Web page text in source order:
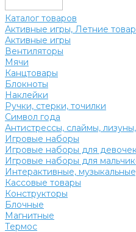
Каталог товаров
Активные игры, Летние
Активные игры
Вентиляторы
Мячи
Канцтовары
Блокноты
Наклейки
Ручки, стерки, точилки
Символ года
Антистрессы, слаймы,
Игровые наборы
Игровые наборы для
Игровые наборы для
Интерактивные,
Кассовые товары
Конструкторы
Блочные
Магнитные
Термос